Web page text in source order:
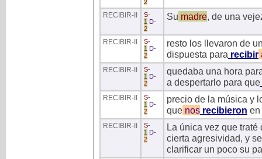
2
RECIBIR-II S-
1
D-
2
Su madre, de una
RECIBIR-II S-
1
D-
2
resto los llevaron de
dispuesta para recibir
RECIBIR-II S-
1
D-
2
quedaba una hora
a despertarlo para que
RECIBIR-II S-
1
D-
2
precio de la música y
quenosrecibieron en
RECIBIR-II S-
1
D-
2
La única vez que traté
cierta agresividad, y
clarificar un poco su